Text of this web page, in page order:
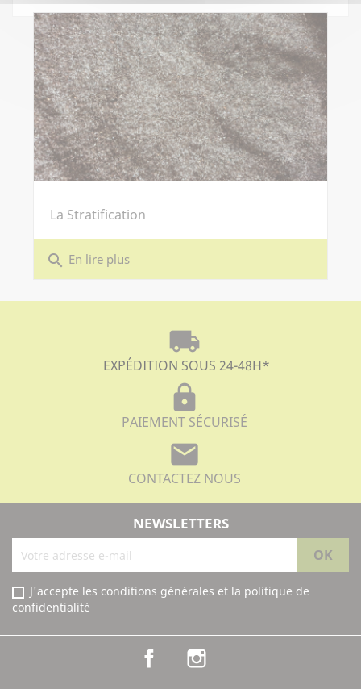
La Stratification
search En lire plus
local_shipping
EXPÉDITION SOUS 24-48H*
lock
PAIEMENT SÉCURISÉ
mail
CONTACTEZ NOUS
NEWSLETTERS
J'accepte les conditions générales et la politique de
confidentialité
Facebook